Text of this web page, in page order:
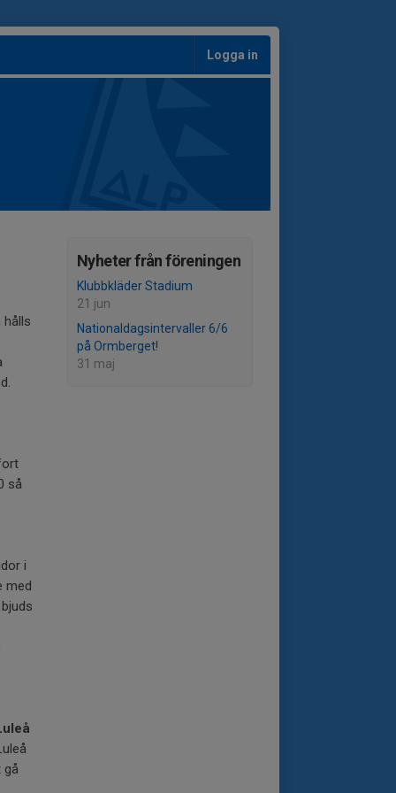
Logga in
Nyheter från föreningen
Klubbkläder Stadium
21 jun
Nationaldagsintervaller 6/6
på Ormberget!
31 maj
hålls
så
i
med
gå